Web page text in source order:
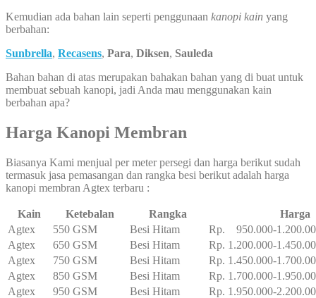
Kemudian ada bahan lain seperti penggunaan kanopi kain yang
berbahan:
Sunbrella, Recasens, Para, Diksen, Sauleda
Bahan bahan di atas merupakan bahakan bahan yang di buat untuk
membuat sebuah kanopi, jadi Anda mau menggunakan kain
berbahan apa?
Harga Kanopi Membran
Biasanya Kami menjual per meter persegi dan harga berikut sudah
termasuk jasa pemasangan dan rangka besi berikut adalah harga
kanopi membran Agtex terbaru :
Kain Ketebalan Rangka
Harga
Agtex
550 GSM Besi Hitam
Rp. 950.000-
Agtex
650 GSM Besi Hitam
Rp. 1.200.000-
Agtex
750 GSM Besi Hitam
Rp. 1.450.000-
Agtex
850 GSM Besi Hitam
Rp. 1.700.000-
Agtex
950 GSM Besi Hitam Rp. 1.950.000-